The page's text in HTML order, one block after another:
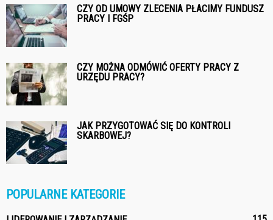
CZY OD UMOWY ZLECENIA PŁACIMY FUNDUSZ
PRACY I FGŚP
CZY MOŻNA ODMÓWIĆ OFERTY PRACY Z
URZĘDU PRACY?
JAK PRZYGOTOWAĆ SIĘ DO KONTROLI
SKARBOWEJ?
POPULARNE KATEGORIE